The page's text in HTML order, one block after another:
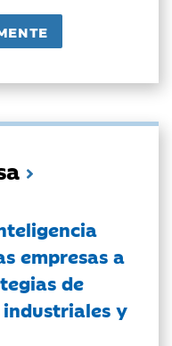
empresas a
de
y